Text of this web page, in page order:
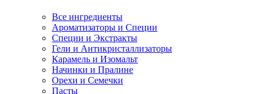
Все ингредиенты
Ароматизаторы и Специи
Специи и Экстракты
Гели и Антикристаллизаторы
Карамель и Изомальт
Начинки и Пралине
Орехи и Семечки
Пасты